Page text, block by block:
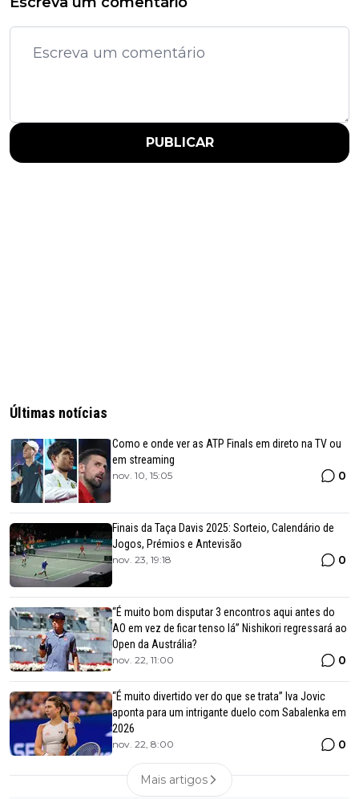
PUBLICAR
Últimas notícias
Como e onde ver as ATP Finals em direto na TV ou
em streaming
nov. 10, 15:05 0
Finais da Taça Davis 2025: Sorteio, Calendário de
Jogos, Prémios e Antevisão
nov. 23, 19:18 0
“É muito bom disputar 3 encontros aqui antes do
AO em vez de ficar tenso lá” Nishikori regressará ao
Open da Austrália?
nov. 22, 11:00 0
“É muito divertido ver do que se trata” Iva Jovic
aponta para um intrigante duelo com Sabalenka em
2026
nov. 22, 8:00 0
Mais artigos